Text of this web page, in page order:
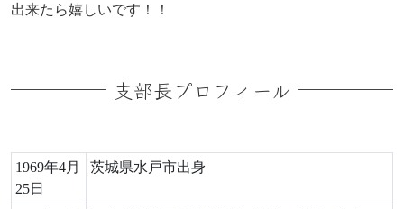
出来たら嬉しいです！！
支部長プロフィール
1969年4月
25日
茨城県水戸市出身